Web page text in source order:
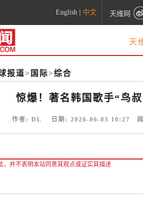
English 中文 天维网
天
报道> 国际>综合
惊爆！著名韩国歌手“鸟
作者: DL 日期: 2026-06-03 10:27
，并不表明本站同意其观点或证实其描述